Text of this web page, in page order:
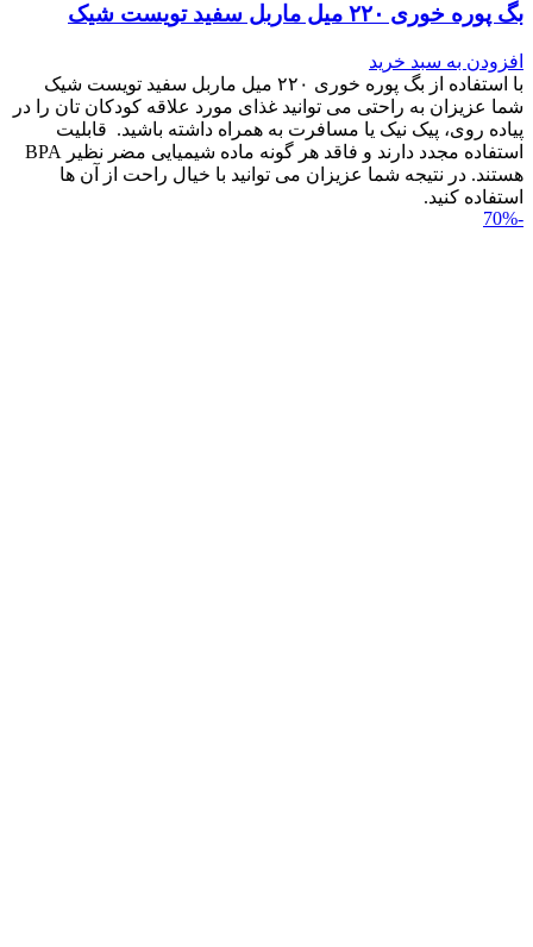
بگ پوره خوری ۲۲۰ میل ماربل سفید تویست شیک
افزودن به سبد خرید
با استفاده از بگ پوره خوری ۲۲۰ میل ماربل سفید تویست شیک
شما عزیزان به راحتی می توانید غذای مورد علاقه کودکان تان را در
پیاده روی، پیک نیک یا مسافرت به همراه داشته باشید. قابلیت
استفاده مجدد دارند و فاقد هر گونه ماده شیمیایی مضر نظیر BPA
هستند. در نتیجه شما عزیزان می توانید با خیال راحت از آن ها
استفاده کنید.
-70%